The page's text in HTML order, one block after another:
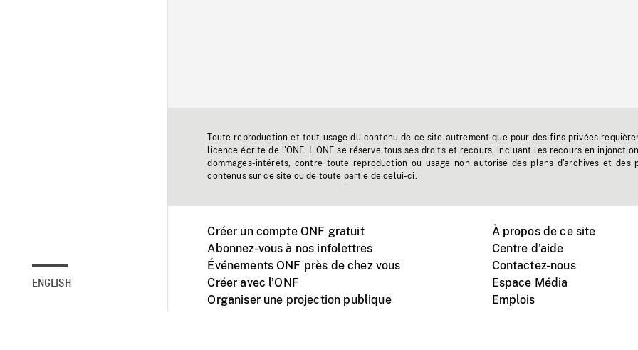
ENGLISH
Toute reproduction et tout usage du contenu de ce site autrement que pour des fins privées
licence écrite de l'ONF. L'ONF se réserve tous ses droits et recours, incluant les recours en
dommages-intérêts, contre toute reproduction ou usage non autorisé des plans d'archives et des
contenus sur ce site ou de toute partie de celui-ci.
Créer un compte ONF gratuit
Abonnez-vous à nos infolettres
Événements ONF près de chez vous
Créer avec l’ONF
Organiser une projection publique
À propos de ce site
Centre d'aide
Contactez-nous
Espace Média
Emplois